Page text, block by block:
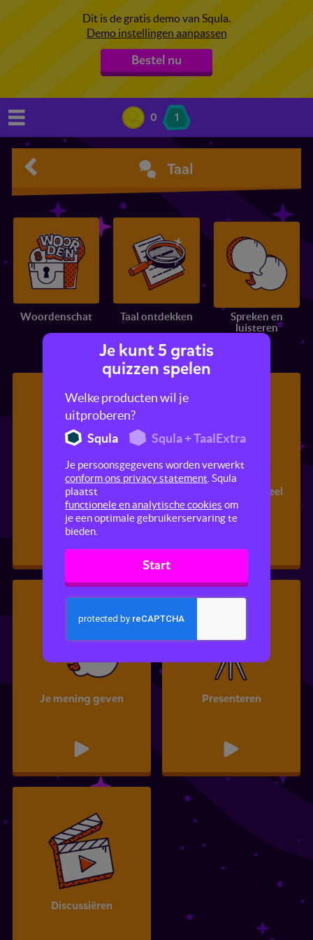
Dit is de gratis demo van Squla.
Demo instellingen aanpassen
Bestel nu
0 1
Taal
Woordenschat Taal ontdekken
Spreken en
luisteren
Communicatie
Formeel en informeel
taalgebruik
Je mening geven Presenteren
Discussiëren
Je kunt 5 gratis
quizzen spelen
Welke producten wil je
uitproberen?
Squla
Squla + TaalExtra
Je persoonsgegevens worden verwerkt
conform ons privacy statement . Squla
plaatst
functionele en analytische cookies om
je een optimale gebruikerservaring te
bieden.
Start